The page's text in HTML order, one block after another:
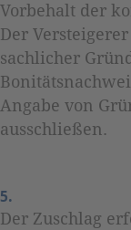
Vorbehalt der
Der
sachlicher
Angabe von
ausschließen.
5.
Der Zuschlag